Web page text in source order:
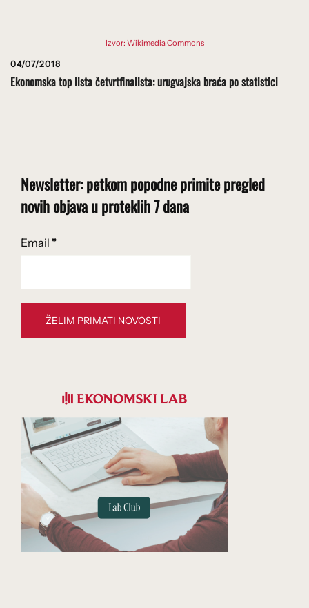
Izvor: Wikimedia Commons
04/07/2018
Ekonomska top lista četvrtfinalista: urugvajska braća po statistici
Newsletter: petkom popodne primite pregled
novih objava u proteklih 7 dana
Email *